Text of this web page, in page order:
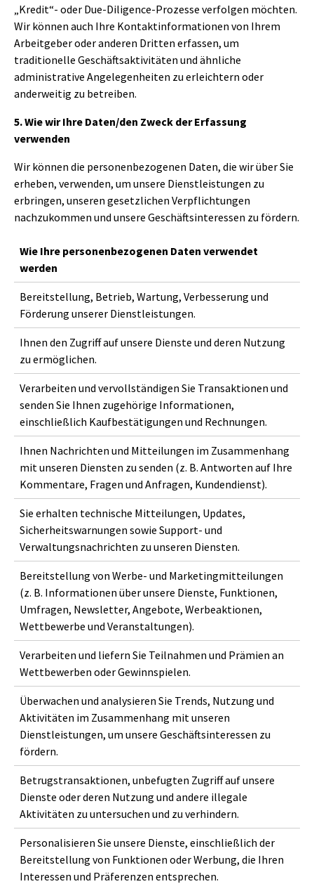
„Kredit“- oder Due-Diligence-Prozesse verfolgen möchten.
Wir können auch Ihre Kontaktinformationen von Ihrem
Arbeitgeber oder anderen Dritten erfassen, um
traditionelle Geschäftsaktivitäten und ähnliche
administrative Angelegenheiten zu erleichtern oder
anderweitig zu betreiben.
5. Wie wir Ihre Daten/den Zweck der Erfassung
verwenden
Wir können die personenbezogenen Daten, die wir über Sie
erheben, verwenden, um unsere Dienstleistungen zu
erbringen, unseren gesetzlichen Verpflichtungen
nachzukommen und unsere Geschäftsinteressen zu fördern.
Wie Ihre personenbezogenen Daten verwendet
werden
Bereitstellung, Betrieb, Wartung, Verbesserung und
Förderung unserer Dienstleistungen.
Ihnen den Zugriff auf unsere Dienste und deren Nutzung
zu ermöglichen.
Verarbeiten und vervollständigen Sie Transaktionen und
senden Sie Ihnen zugehörige Informationen,
einschließlich Kaufbestätigungen und Rechnungen.
Ihnen Nachrichten und Mitteilungen im Zusammenhang
mit unseren Diensten zu senden (z. B. Antworten auf Ihre
Kommentare, Fragen und Anfragen, Kundendienst).
Sie erhalten technische Mitteilungen, Updates,
Sicherheitswarnungen sowie Support- und
Verwaltungsnachrichten zu unseren Diensten.
Bereitstellung von Werbe- und Marketingmitteilungen
(z. B. Informationen über unsere Dienste, Funktionen,
Umfragen, Newsletter, Angebote, Werbeaktionen,
Wettbewerbe und Veranstaltungen).
Verarbeiten und liefern Sie Teilnahmen und Prämien an
Wettbewerben oder Gewinnspielen.
Überwachen und analysieren Sie Trends, Nutzung und
Aktivitäten im Zusammenhang mit unseren
Dienstleistungen, um unsere Geschäftsinteressen zu
fördern.
Betrugstransaktionen, unbefugten Zugriff auf unsere
Dienste oder deren Nutzung und andere illegale
Aktivitäten zu untersuchen und zu verhindern.
Personalisieren Sie unsere Dienste, einschließlich der
Bereitstellung von Funktionen oder Werbung, die Ihren
Interessen und Präferenzen entsprechen.